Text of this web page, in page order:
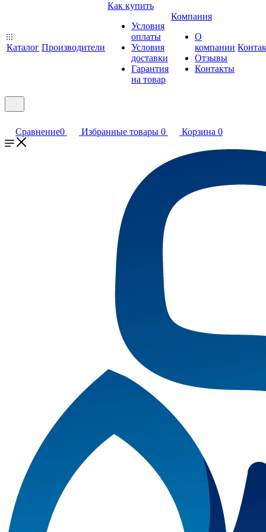
Каталог Производители
Как купить
Условия
оплаты
Условия
доставки
Гарантия
на товар
Компания
О
компании
Отзывы
Контакты
Сравнение0 Избранные товары 0 Корзина 0